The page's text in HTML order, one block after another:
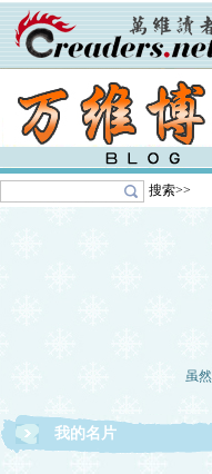
搜索>>
虽
我的名片